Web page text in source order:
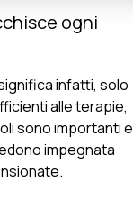
ogni
infatti, solo
alle terapie,
sono importanti e
impegnata